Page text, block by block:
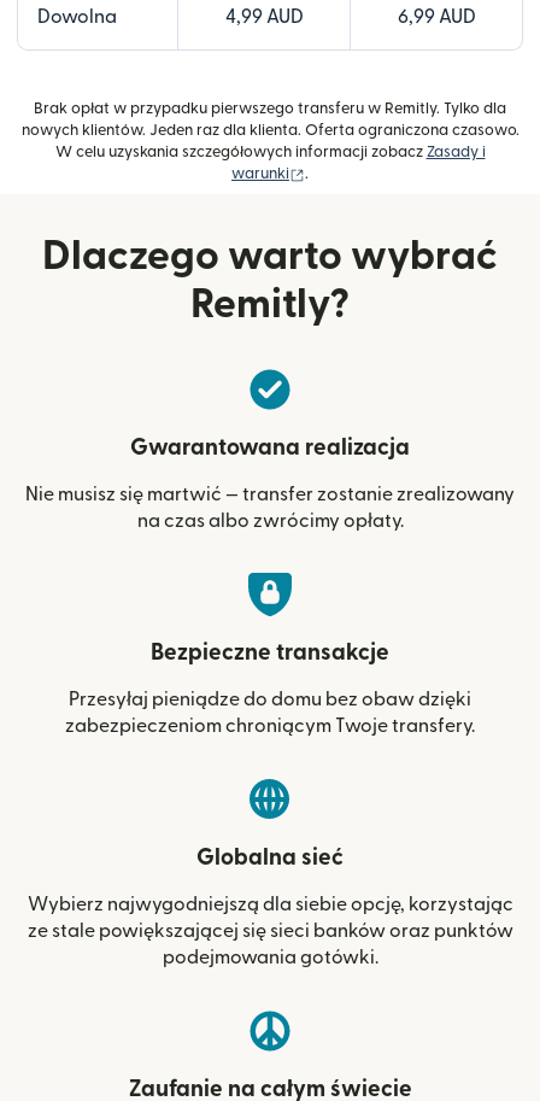
Dowolna 4,99 AUD 6,99 AUD
Brak opłat w przypadku pierwszego transferu w Remitly. Tylko dla
nowych klientów. Jeden raz dla klienta. Oferta ograniczona czasowo.
W celu uzyskania szczegółowych informacji zobacz Zasady i
warunki
.
Dlaczego warto wybrać
Remitly?
Gwarantowana realizacja
Nie musisz się martwić — transfer zostanie zrealizowany
na czas albo zwrócimy opłaty.
Bezpieczne transakcje
Przesyłaj pieniądze do domu bez obaw dzięki
zabezpieczeniom chroniącym Twoje transfery.
Globalna sieć
Wybierz najwygodniejszą dla siebie opcję, korzystając
ze stale powiększającej się sieci banków oraz punktów
podejmowania gotówki.
Zaufanie na całym świecie